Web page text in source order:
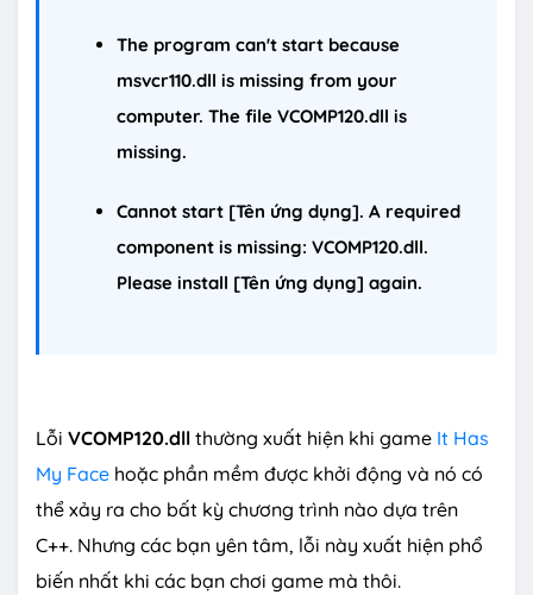
The program can't start because
msvcr110.dll is missing from your
computer. The file VCOMP120.dll is
missing.
Cannot start [Tên ứng dụng]. A required
component is missing: VCOMP120.dll.
Please install [Tên ứng dụng] again.
Lỗi VCOMP120.dll thường xuất hiện khi game It Has
My Face hoặc phần mềm được khởi động và nó có
thể xảy ra cho bất kỳ chương trình nào dựa trên
C++. Nhưng các bạn yên tâm, lỗi này xuất hiện phổ
biến nhất khi các bạn chơi game mà thôi.